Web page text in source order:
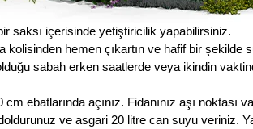
saksı içerisinde yetiştiricilik yapabilirsiniz.
kolisinden hemen çıkartın ve hafif bir
sabah erken saatlerde veya ikindin
ebatlarında açınız. Fidanınız aşı noktası
ve asgari 20 litre can suyu veriniz.